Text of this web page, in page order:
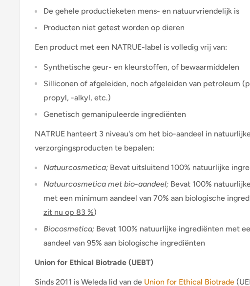
De gehele productieketen mens- en natuurvriendelijk is
Producten niet getest worden op dieren
Een product met een NATRUE-label is volledig vrij van:
Synthetische geur- en kleurstoffen, of bewaarmiddelen
Silliconen of afgeleiden, noch afgeleiden van petroleum
propyl, -alkyl, etc.)
Genetisch gemanipuleerde ingrediënten
NATRUE hanteert 3 niveau's om het bio-aandeel in
verzorgingsproducten te bepalen:
Natuurcosmetica; Bevat uitsluitend 100% natuurlijke
Natuurcosmetica met bio-aandeel; Bevat 100%
met een minimum aandeel van 70% aan biologische
zit nu op 83 %)
Biocosmetica; Bevat 100% natuurlijke ingrediënten met
aandeel van 95% aan biologische ingrediënten
Union for Ethical Biotrade (UEBT)
Sinds 2011 is Weleda lid van de Union for Ethical Biotrade